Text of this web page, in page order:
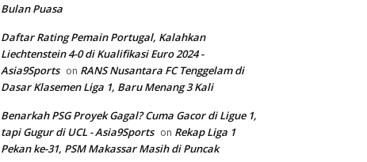
Bulan Puasa
Daftar Rating Pemain Portugal, Kalahkan
Liechtenstein 4-0 di Kualifikasi Euro 2024 -
Asia9Sports on RANS Nusantara FC Tenggelam di
Dasar Klasemen Liga 1, Baru Menang 3 Kali
Benarkah PSG Proyek Gagal? Cuma Gacor di Ligue 1,
tapi Gugur di UCL - Asia9Sports on Rekap Liga 1
Pekan ke-31, PSM Makassar Masih di Puncak